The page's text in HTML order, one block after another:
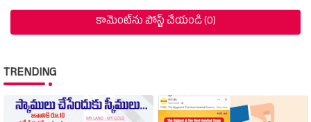
కామెంట్‌ను పోస్ట్ చేయండి (0)
TRENDING